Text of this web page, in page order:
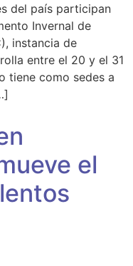
del país participan
Invernal de
instancia de
entre el 20 y el 31
tiene como sedes a
el